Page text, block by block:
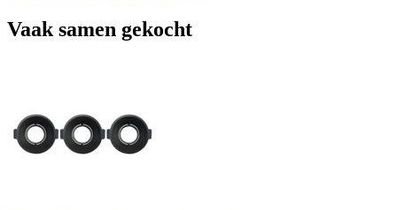
Vaak samen gekocht